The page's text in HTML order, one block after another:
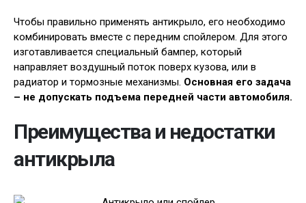
Чтобы правильно применять антикрыло, его необходимо
комбинировать вместе с передним спойлером. Для этого
изготавливается специальный бампер, который
направляет воздушный поток поверх кузова, или в
радиатор и тормозные механизмы. Основная его задача
– не допускать подъема передней части автомобиля.
Преимущества и недостатки
антикрыла